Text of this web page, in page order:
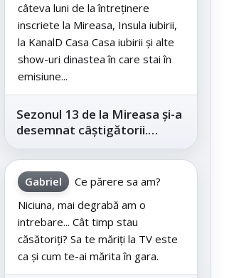
câteva luni de la întreținere
inscriete la Mireasa, Insula iubirii,
la KanalD Casa Casa iubirii și alte
show-uri dinastea în care stai în
emisiune...
Sezonul 13 de la Mireasa și-a
desemnat câștigătorii.
Telespectatorii au decis care
este...
Gabriel
Ce părere sa am?
Niciuna, mai degrabă am o
intrebare... Cât timp stau
căsătoriți? Sa te măriți la TV este
ca și cum te-ai mărita în gara.